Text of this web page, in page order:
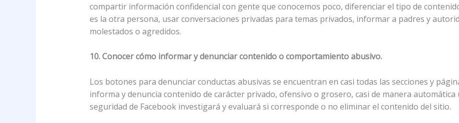
compartir información confidencial con gente que conocemos poco, diferenciar el tipo de
es la otra persona, usar conversaciones privadas para temas privados, informar a padres y
molestados o agredidos.
10. Conocer cómo informar y denunciar contenido o comportamiento abusivo.
Los botones para denunciar conductas abusivas se encuentran en casi todas las secciones y
informa y denuncia contenido de carácter privado, ofensivo o grosero, casi de manera
seguridad de Facebook investigará y evaluará si corresponde o no eliminar el contenido del sitio.